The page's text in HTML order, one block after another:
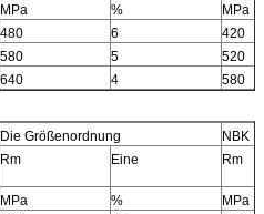
MPa %
MPa
480 6
420
580 5
520
640 4 580
Die Größenordnung
NBK
Rm Eine Rm
MPa %
MPa